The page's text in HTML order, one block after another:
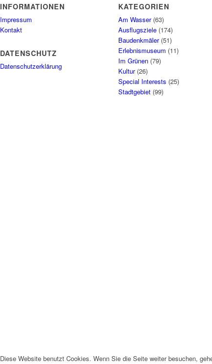
INFORMATIONEN
Impressum
Kontakt
DATENSCHUTZ
Datenschutzerklärung
KATEGORIEN
Am Wasser(63)
Ausflugsziele (174)
Baudenkmäler(51)
Erlebnismuseum (11)
Im Grünen (79)
Kultur(26)
Special Interests (25)
Stadtgebiet (99)
Diese Website benutzt Cookies. Wenn Sie die Seite weiter besuchen,